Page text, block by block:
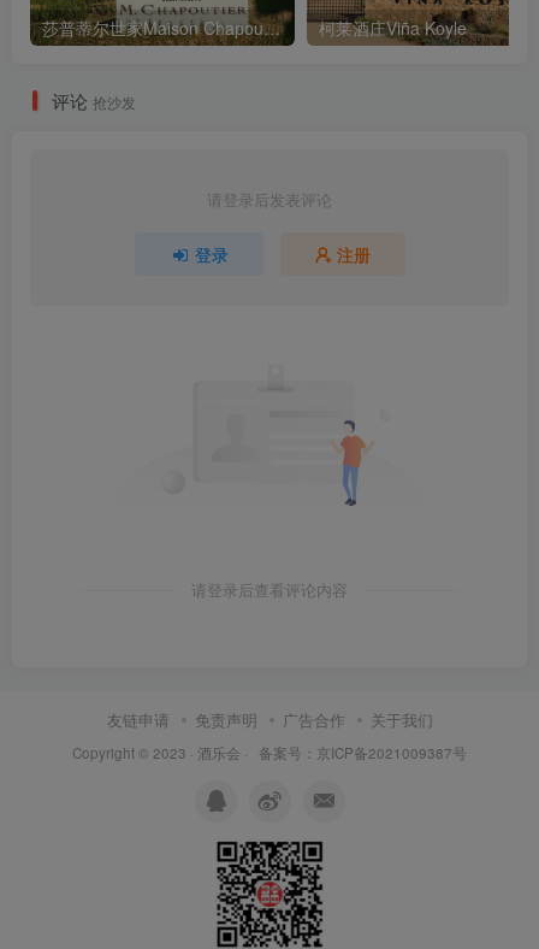
莎普蒂尔世家Maison Chapoutier 柯莱酒庄Viña Koyle
评论 抢沙发
请登录后发表评论
登录 注册
请登录后查看评论内容
友链申请 免责声明 广告合作 关于我们
Copyright © 2023 · 酒乐会 · 备案号：京ICP备2021009387号